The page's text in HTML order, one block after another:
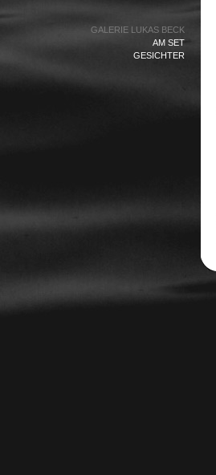
GALERIE LUKAS BECK
AM SET
GESICHTER